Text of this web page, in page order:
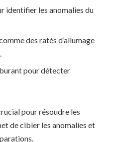
identifier les anomalies du
des ratés d’allumage
pour détecter
pour résoudre les
de cibler les anomalies et